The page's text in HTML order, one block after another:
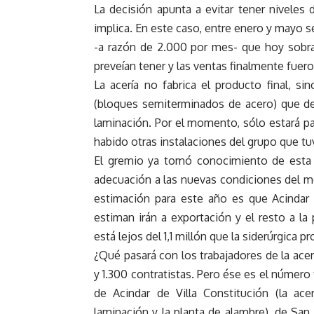
La decisión apunta a evitar tener
implica. En este caso, entre enero y mayo
-a razón de 2.000 por mes- que hoy
preveían tener y las ventas finalmente
La acería no fabrica el producto final,
(bloques semiterminados de acero) que
laminación. Por el momento, sólo estará
habido otras instalaciones del grupo que
El gremio ya tomó conocimiento de
adecuación a las nuevas condiciones del
estimación para este año es que
estiman irán a exportación y el resto a la
está lejos del 1,1 millón que la siderúrgica
¿Qué pasará con los trabajadores de la
y 1.300 contratistas. Pero ése es el
de Acindar de Villa Constitución (la